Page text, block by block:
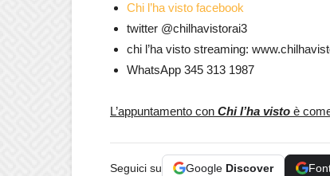
Chi l’ha visto facebook
twitter @chilhavistorai3
chi l’ha visto streaming:
WhatsApp 345 313 1987
L’appuntamento con Chi l’ha visto è
Seguici su Google Discover